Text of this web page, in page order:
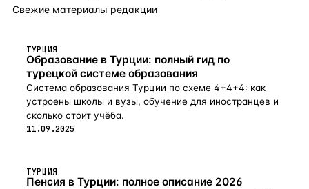
Свежие материалы редакции
ТУРЦИЯ
Образование в Турции: полный гид по
турецкой системе образования
Система образования Турции по схеме 4+4+4: как
устроены школы и вузы, обучение для иностранцев и
сколько стоит учёба.
11.09.2025
ТУРЦИЯ
Пенсия в Турции: полное описание 2026